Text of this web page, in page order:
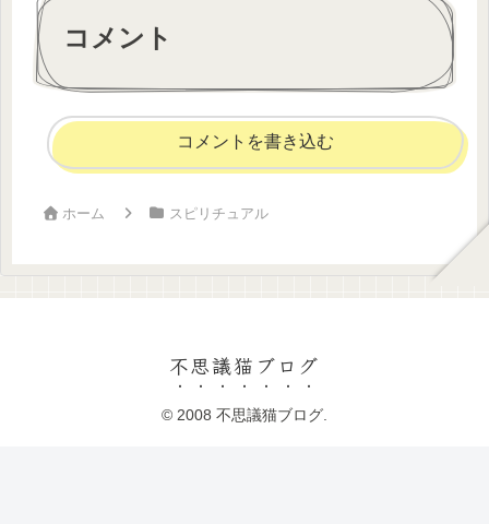
コメント
コメントを書き込む
ホーム スピリチュアル
不思議猫ブログ
© 2008 不思議猫ブログ.